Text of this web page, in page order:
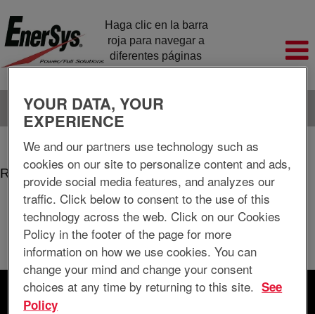
Haga clic en la barra
roja para navegar a
diferentes páginas
de la empresa
Resultados de búsqueda de "Warrensburg".
En este momento, no hay ningún cargo vacante acorde a sus
preferencias "Warrensburg".
A continuación figuran las 0 últimas ofertas de empleo publicadas
por EnerSys Delaware Inc. por si le resultan de interés.
Buscar por palabra clave
YOUR DATA, YOUR
EXPERIENCE
We and our partners use technology such as
cookies on our site to personalize content and ads,
provide social media features, and analyzes our
traffic. Click below to consent to the use of this
technology across the web. Click on our Cookies
Policy in the footer of the page for more
information on how we use cookies. You can
change your mind and change your consent
choices at any time by returning to this site. See
Policy